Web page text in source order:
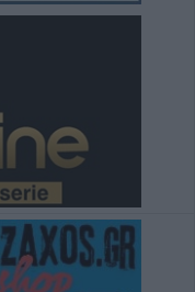
του
Λάρισας
για την Α.Ε.
Γιάννη